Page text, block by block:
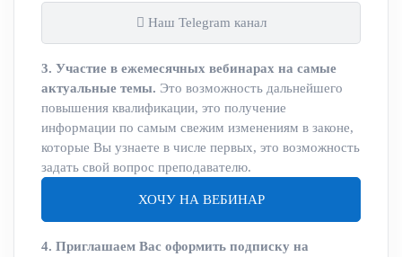
Наш Telegram канал
3. Участие в ежемесячных вебинарах на самые
актуальные темы. Это возможность дальнейшего
повышения квалификации, это получение
информации по самым свежим изменениям в законе,
которые Вы узнаете в числе первых, это возможность
задать свой вопрос преподавателю.
ХОЧУ НА ВЕБИНАР
4. Приглашаем Вас оформить подписку на